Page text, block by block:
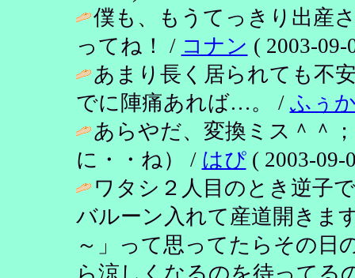
僕も、もうてっきり出産
ってね！ / コナン ( 2003-09-
あまり長く居られても不
でに陣痛あれば…。 / ふぅ
あらやだ、変換ミス＾
に・・ね） / はぴ( 2003-09-
ワタシ２人目のとき逆子
バルーン入れて産道開きま
～」って思ってたらその日
ら涼しくなるのを待ってる